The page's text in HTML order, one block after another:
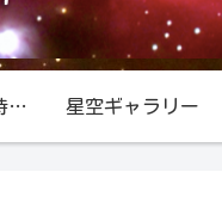
夜空の星座に興味を持ったら 星空ギャラリー